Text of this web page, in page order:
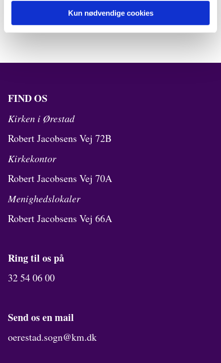
Kun nødvendige cookies
FIND OS
Kirken i Ørestad
Robert Jacobsens Vej 72B
Kirkekontor
Robert Jacobsens Vej 70A
Menighedslokaler
Robert Jacobsens Vej 66A
Ring til os på
32 54 06 00
Send os en mail
oerestad.sogn@km.dk